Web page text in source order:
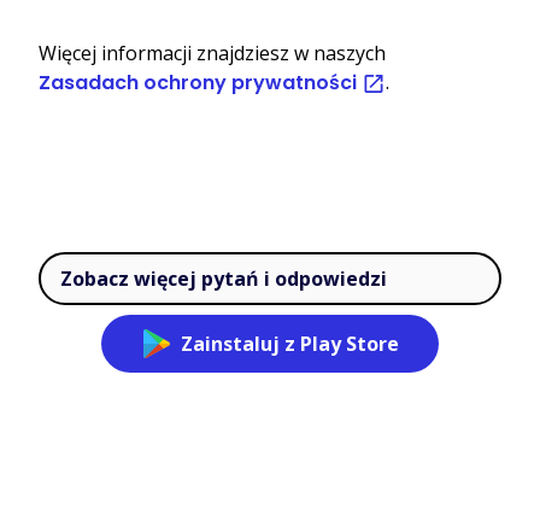
Więcej informacji znajdziesz w naszych
Zasadach ochrony prywatności .
Zobacz więcej pytań i odpowiedzi
Zainstaluj z Play Store